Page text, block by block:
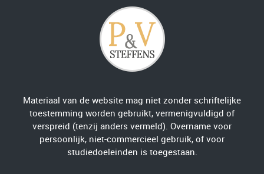
Materiaal van de website mag niet zonder schriftelijke
toestemming worden gebruikt, vermenigvuldigd of
verspreid (tenzij anders vermeld). Overname voor
persoonlijk, niet-commercieel gebruik, of voor
studiedoeleinden is toegestaan.